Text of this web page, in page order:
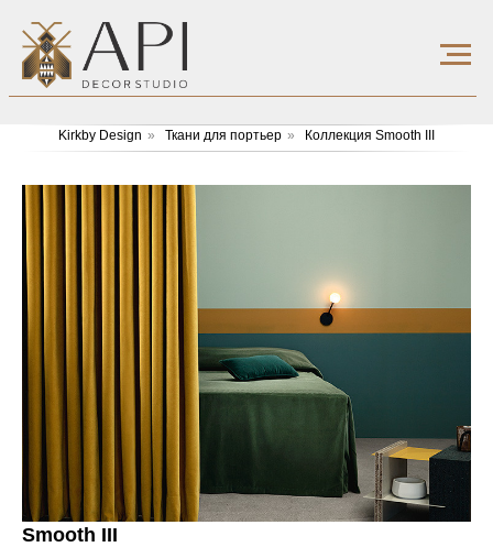
Kirkby Design » Ткани для портьер » Коллекция Smooth III
Smooth III